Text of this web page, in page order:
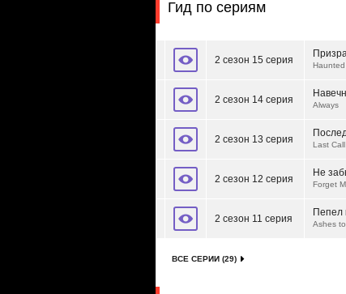
Гид по сериям
2 сезон 15 серия Haunted
2 сезон 14 серия Always
2 сезон 13 серия Last Call
2 сезон 12 серия
Не
Forget
2 сезон 11 серия
Пепел
Ashes
ВСЕ СЕРИИ (29)